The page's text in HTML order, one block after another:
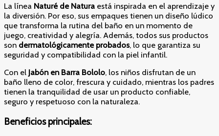
La línea Naturé de Natura está inspirada en el aprendizaje y
la diversión. Por eso, sus empaques tienen un diseño lúdico
que transforma la rutina del baño en un momento de
juego, creatividad y alegría. Además, todos sus productos
son dermatológicamente probados, lo que garantiza su
seguridad y compatibilidad con la piel infantil.
Con el Jabón en Barra Bololo, los niños disfrutan de un
baño lleno de color, frescura y cuidado, mientras los padres
tienen la tranquilidad de usar un producto confiable,
seguro y respetuoso con la naturaleza.
Beneficios principales: